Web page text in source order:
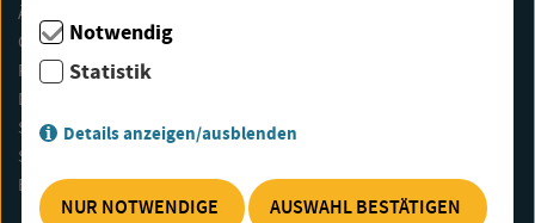
ÄNDERUNG RECHNUNGSADRESSE
GUTHABENANWEISUNG
RECHNUNGSERLÄUTERUNG
DOWNLOADS
SCHLICHTUNGSSTELLE
STROMMESSGERÄTEVERLEIH
BARRIEREFREIHEIT
Notwendig
Statistik
Details anzeigen/ausblenden
NUR NOTWENDIGE AUSWAHL BESTÄTIGEN